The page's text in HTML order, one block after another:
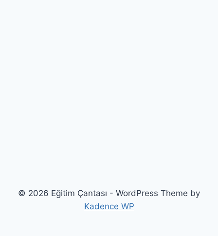
© 2026 Eğitim Çantası - WordPress Theme by
Kadence WP